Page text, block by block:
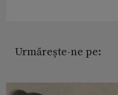
Urmărește-ne pe: